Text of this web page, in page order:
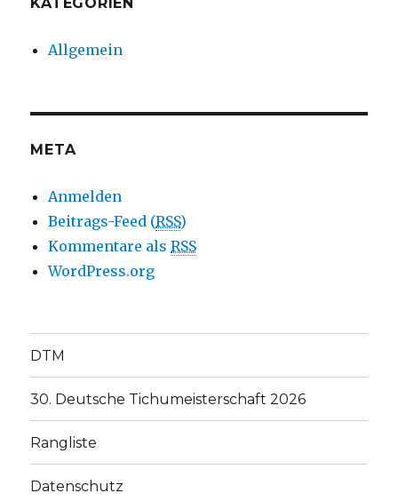
Allgemein
META
Anmelden
Beitrags-Feed (RSS)
Kommentare alsRSS
WordPress.org
DTM
30. Deutsche Tichumeisterschaft 2026
Rangliste
Datenschutz